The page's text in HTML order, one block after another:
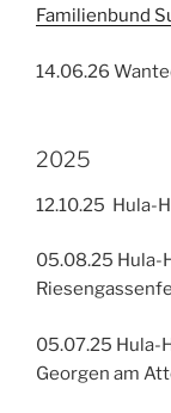
Familienbund
14.06.26
2025
12.10.25 Hula-
05.08.25 Hula-
05.07.25 Hula-
Georgen am